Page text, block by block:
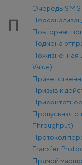
Очередь SMS
П
Повторная
Подмена
Пожизненная
Value)
Призыв к
Пропускная
Throughput)
Протокол
Transfer
Прямой